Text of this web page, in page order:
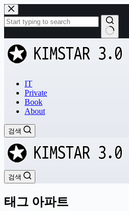
본
문
으
로
건
너
과
없
IT
Private
Book
About
검색
검색
태그 아파트